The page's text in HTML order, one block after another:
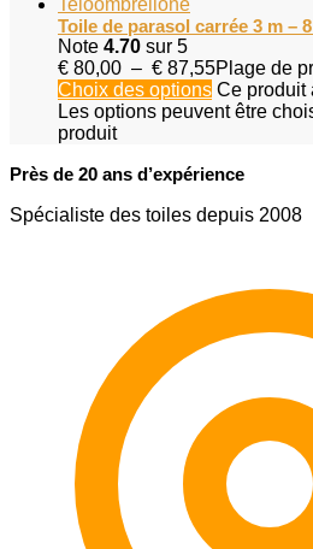
Toile de parasol carrée 3 m –
Note 4.70 sur 5
€ 80,00 – € 87,55Plage de
Choix des options Ce produit
Les options peuvent être
produit
Près de 20 ans d’expérience
Spécialiste des toiles depuis 2008